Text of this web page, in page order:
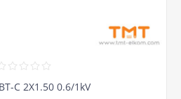
С 2Х1.50 0.6/1kV